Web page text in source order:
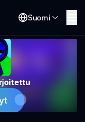
Suomi